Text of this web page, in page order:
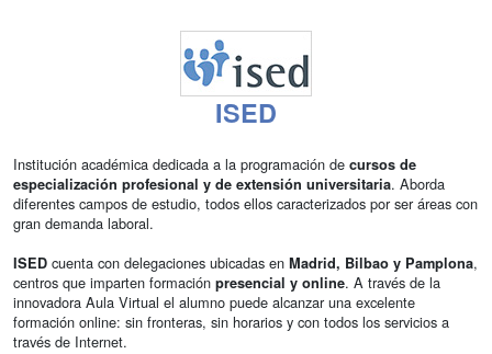
ISED
Institución académica dedicada a la programación de cursos de
especialización profesional y de extensión universitaria. Aborda
diferentes campos de estudio, todos ellos caracterizados por ser áreas con
gran demanda laboral.
ISED cuenta con delegaciones ubicadas en Madrid, Bilbao y Pamplona,
centros que imparten formación presencial y online. A través de la
innovadora Aula Virtual el alumno puede alcanzar una excelente
formación online: sin fronteras, sin horarios y con todos los servicios a
través de Internet.